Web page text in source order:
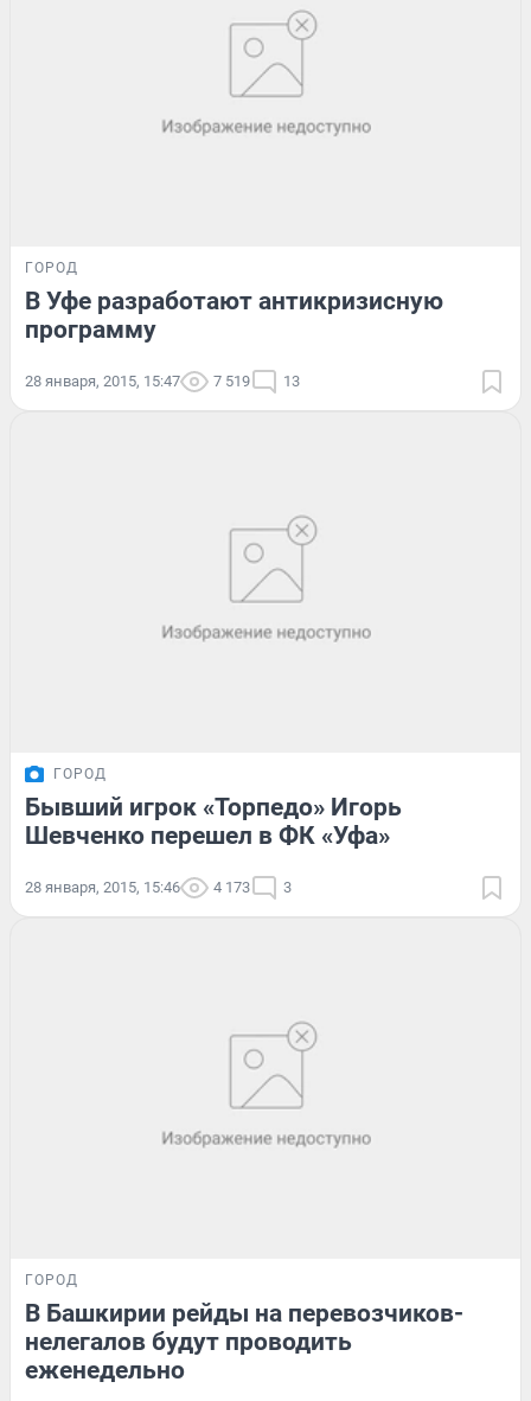
ГОРОД
В Уфе разработают антикризисную
программу
28 января, 2015, 15:47 7 519 13
ГОРОД
Бывший игрок «Торпедо» Игорь
Шевченко перешел в ФК «Уфа»
28 января, 2015, 15:46 4 173 3
ГОРОД
В Башкирии рейды на перевозчиков-
нелегалов будут проводить
еженедельно